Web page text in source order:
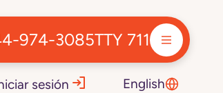
974-3085TTY 711
sesión English